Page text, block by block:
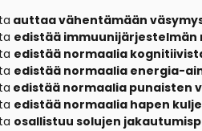
auttaa vähentämään
edistää
edistää normaalia
edistää normaalia energia-
edistää normaalia punaisten
edistää normaalia hapen
osallistuu solujen